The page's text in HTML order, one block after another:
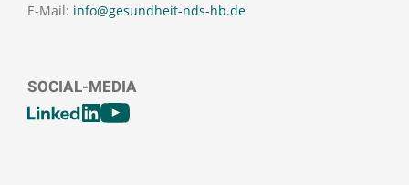
E-Mail: info@gesundheit-nds-hb.de
SOCIAL-MEDIA
[SOCIALLINKSTITLE]